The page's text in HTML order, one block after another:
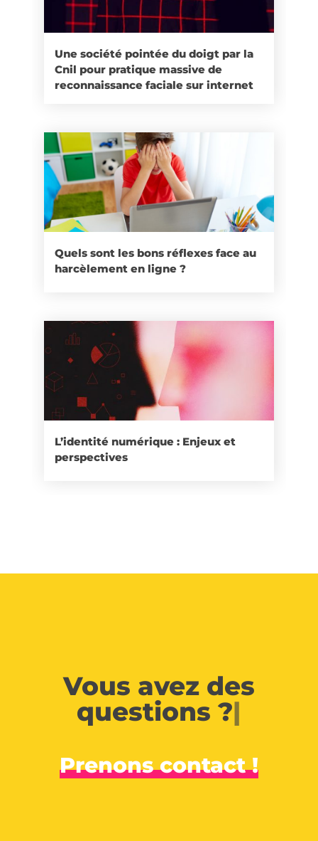
Une société pointée du doigt par la
Cnil pour pratique massive de
reconnaissance faciale sur internet
Quels sont les bons réflexes face au
harcèlement en ligne ?
L’identité numérique : Enjeux et
perspectives
Vous avez des
questions ?|
Prenons contact !